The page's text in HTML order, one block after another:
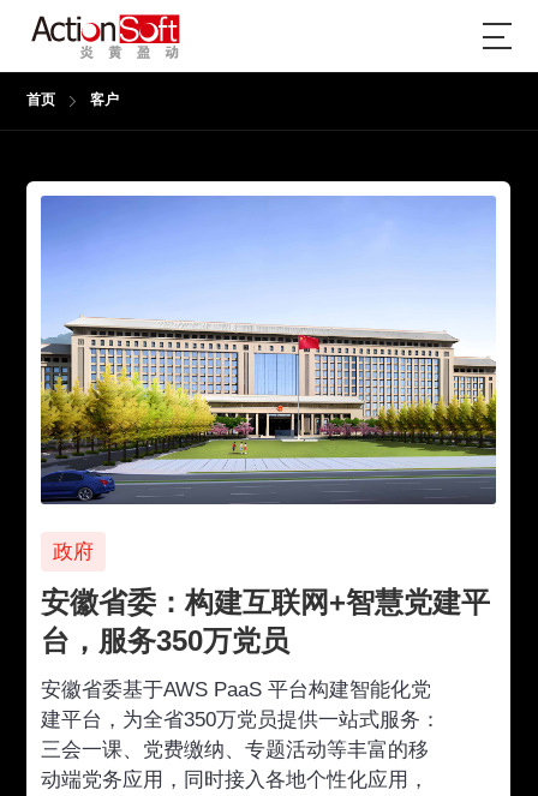
首页 客户
政府
安徽省委：构建互联网+智慧党建平
台，服务350万党员
安徽省委基于AWS PaaS 平台构建智能化党
建平台，为全省350万党员提供一站式服务：
三会一课、党费缴纳、专题活动等丰富的移
动端党务应用，同时接入各地个性化应用，